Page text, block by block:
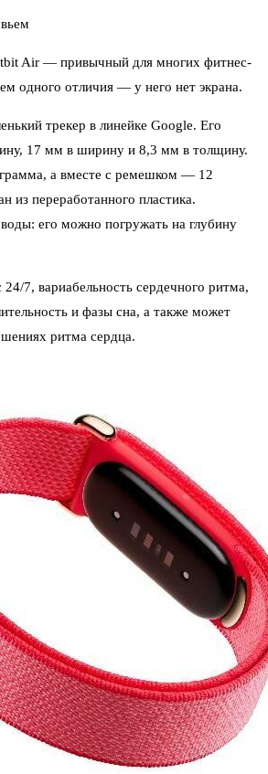
Air — привычный для многих фитнес-
одного отличия — у него нет экрана.
трекер в линейке Google. Его
17 мм в ширину и 8,3 мм в толщину.
а вместе с ремешком — 12
из переработанного пластика.
его можно погружать на глубину
24/7, вариабельность сердечного ритма,
и фазы сна, а также может
ритма сердца.